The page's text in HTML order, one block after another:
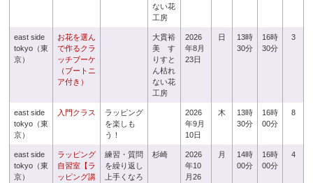
ない花
工房
east side
tokyo（東
京）
お花を選ん
で作るクラ
ッチブーケ
（ブートニ
ア付き）
大貫裕
美 す
りすと
ん枯れ
ない花
工房
2026
年8月
23日
日
13時
30分
16時
30分
3
east side
tokyo（東
京）
入門クラス
ラッピング
を楽しも
う！
2026
年9月
10日
木
13時
30分
16時
00分
8
east side
tokyo（東
京）
ラッピング
自習室【ラ
ッピング講
練習・質問
を繰り返し
上手くなろ
杉崎
2026
年10
月26
月
14時
00分
16時
00分
4